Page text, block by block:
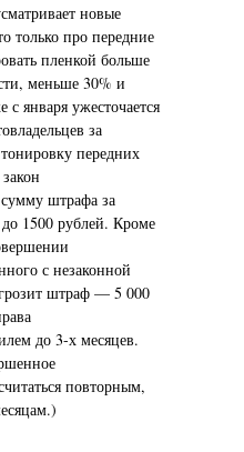
новые
только про передние
пленкой больше
меньше 30% и
января ужесточается
за
передних
штрафа за
1500 рублей. Кроме
с незаконной
штраф — 5 000
до 3-х месяцев.
повторным,